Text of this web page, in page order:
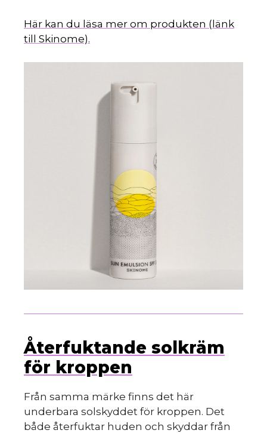
Här kan du läsa mer om produkten (länk
till Skinome).
Återfuktande solkräm
för kroppen
Från samma märke finns det här
underbara solskyddet för kroppen. Det
både återfuktar huden och skyddar från